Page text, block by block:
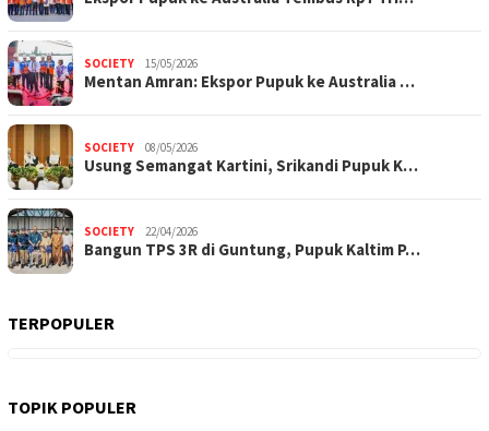
SOCIETY 15/05/2026
Mentan Amran: Ekspor Pupuk ke Australia …
SOCIETY 08/05/2026
Usung Semangat Kartini, Srikandi Pupuk K…
SOCIETY 22/04/2026
Bangun TPS 3R di Guntung, Pupuk Kaltim P…
TERPOPULER
TOPIK POPULER